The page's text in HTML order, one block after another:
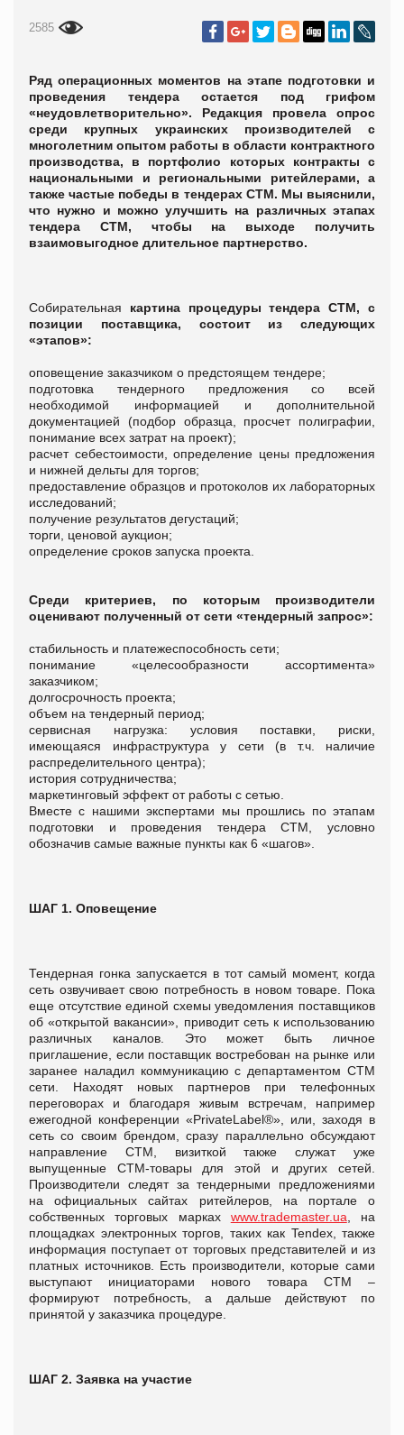
2585
Ряд операционных моментов на этапе подготовки и
проведения тендера остается под грифом
«неудовлетворительно». Редакция провела опрос
среди крупных украинских производителей с
многолетним опытом работы в области контрактного
производства, в портфолио которых контракты с
национальными и региональными ритейлерами, а
также частые победы в тендерах СТМ. Мы выяснили,
что нужно и можно улучшить на различных этапах
тендера СТМ, чтобы на выходе получить
взаимовыгодное длительное партнерство.
Собирательная картина процедуры тендера СТМ, с
позиции поставщика, состоит из следующих
«этапов»:
оповещение заказчиком о предстоящем тендере;
подготовка тендерного предложения со всей
необходимой информацией и дополнительной
документацией (подбор образца, просчет полиграфии,
понимание всех затрат на проект);
расчет себестоимости, определение цены предложения
и нижней дельты для торгов;
предоставление образцов и протоколов их лабораторных
исследований;
получение результатов дегустаций;
торги, ценовой аукцион;
определение сроков запуска проекта.
Среди критериев, по которым производители
оценивают полученный от сети «тендерный запрос»:
стабильность и платежеспособность сети;
понимание «целесообразности ассортимента»
заказчиком;
долгосрочность проекта;
объем на тендерный период;
сервисная нагрузка: условия поставки, риски,
имеющаяся инфраструктура у сети (в т.ч. наличие
распределительного центра);
история сотрудничества;
маркетинговый эффект от работы с сетью.
Вместе с нашими экспертами мы прошлись по этапам
подготовки и проведения тендера СТМ, условно
обозначив самые важные пункты как 6 «шагов».
ШАГ 1. Оповещение
Тендерная гонка запускается в тот самый момент, когда
сеть озвучивает свою потребность в новом товаре. Пока
еще отсутствие единой схемы уведомления поставщиков
об «открытой вакансии», приводит сеть к использованию
различных каналов. Это может быть личное
приглашение, если поставщик востребован на рынке или
заранее наладил коммуникацию с департаментом СТМ
сети. Находят новых партнеров при телефонных
переговорах и благодаря живым встречам, например
ежегодной конференции «PrivateLabel®», или, заходя в
сеть со своим брендом, сразу параллельно обсуждают
направление СТМ, визиткой также служат уже
выпущенные СТМ-товары для этой и других сетей.
Производители следят за тендерными предложениями
на официальных сайтах ритейлеров, на портале о
собственных торговых марках www.trademaster.ua , на
площадках электронных торгов, таких как Tendex, также
информация поступает от торговых представителей и из
платных источников. Есть производители, которые сами
выступают инициаторами нового товара СТМ –
формируют потребность, а дальше действуют по
принятой у заказчика процедуре.
ШАГ 2. Заявка на участие